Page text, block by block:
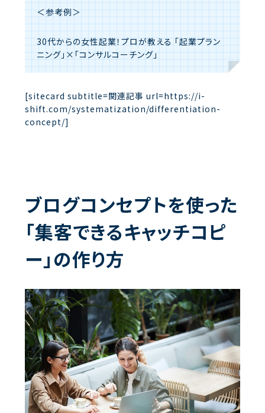
＜参考例＞
30代からの女性起業！プロが教える「起業プラン
ニング」×「コンサルコーチング」
[sitecard subtitle=関連記事 url=https://i-
shift.com/systematization/differentiation-
concept/]
ブログコンセプトを使った
「集客できるキャッチコピ
ー」の作り方